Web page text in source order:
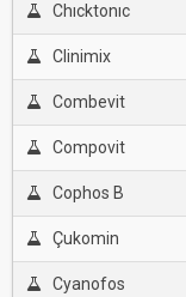
Chıcktonıc
Clinimix
Combevit
Compovit
Cophos B
Çukomin
Cyanofos